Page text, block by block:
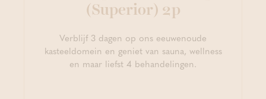
(Superior) 2p
Verblijf 3 dagen op ons eeuwenoude
kasteeldomein en geniet van sauna, wellness
en maar liefst 4 behandelingen.